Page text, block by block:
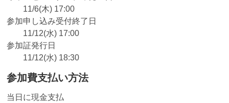
11/6(木) 17:00
参加申し込み受付終了日
11/12(水) 17:00
参加証発行日
11/12(水) 18:30
参加費支払い方法
当日に現金支払